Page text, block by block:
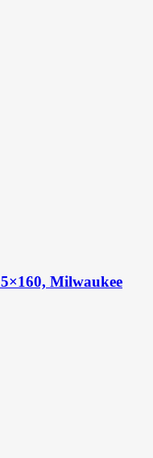
Milwaukee